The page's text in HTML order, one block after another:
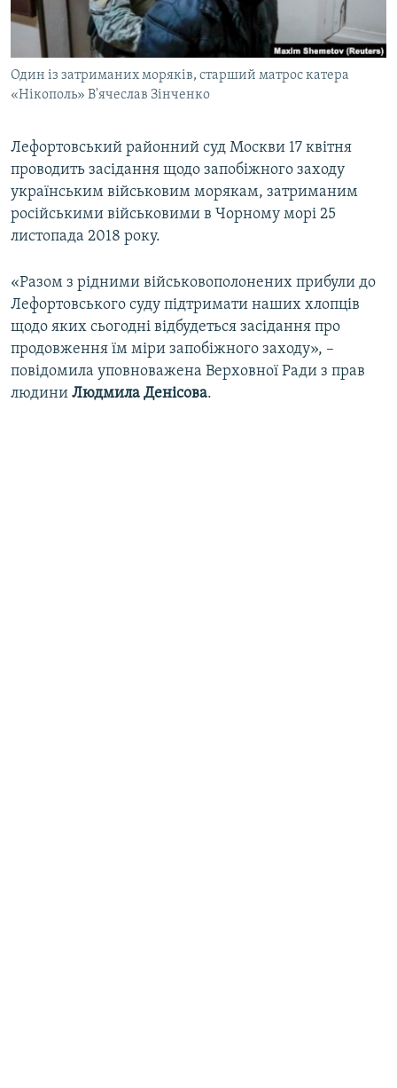
ВІДЕОУРОКИ «ELIFBE»
СВІДЧЕННЯ ОКУПАЦІЇ
УКРАЇНСЬКА ПРОБЛЕМА КРИМУ
Русский
Qırımtatar
Усі сайти RFE/RL
Один із затриманих моряків, старший матрос катера
«Нікополь» В'ячеслав Зінченко
Лефортовський районний суд Москви 17 квітня
проводить засідання щодо запобіжного заходу
українським військовим морякам, затриманим
російськими військовими в Чорному морі 25
листопада 2018 року.
«Разом з рідними військовополонених прибули до
Лефортовського суду підтримати наших хлопців
щодо яких сьогодні відбудеться засідання про
продовження їм міри запобіжного заходу», –
повідомила уповноважена Верховної Ради з прав
людини Людмила Денісова.